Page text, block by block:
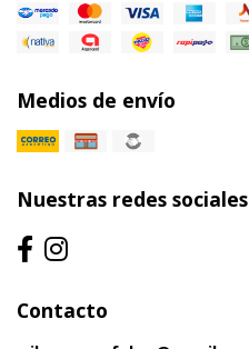
Medios de envío
Nuestras redes sociales
Contacto